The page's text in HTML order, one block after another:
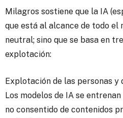
Milagros sostiene que la IA
que está al alcance de todo el
neutral; sino que se basa en
explotación:
Explotación de las personas y
Los modelos de IA se
no consentido de contenidos